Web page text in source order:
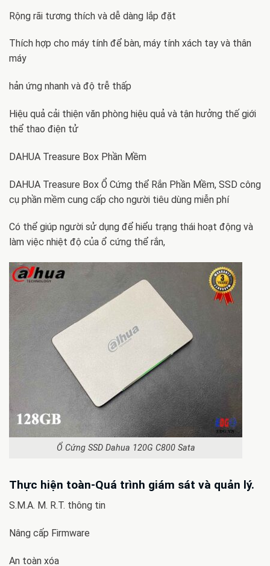
Rộng rãi tương thích và dễ dàng lắp đặt
Thích hợp cho máy tính để bàn, máy tính xách tay và thân
máy
hản ứng nhanh và độ trễ thấp
Hiệu quả cải thiện văn phòng hiệu quả và tận hưởng thế giới
thể thao điện tử
DAHUA Treasure Box Phần Mềm
DAHUA Treasure Box Ổ Cứng thể Rắn Phần Mềm, SSD công
cụ phần mềm cung cấp cho người tiêu dùng miễn phí
Có thể giúp người sử dụng để hiểu trạng thái hoạt động và
làm việc nhiệt độ của ổ cứng thể rắn,
Ổ Cứng SSD Dahua 120G C800 Sata
Thực hiện toàn-Quá trình giám sát và quản lý.
S.M.A. M. R.T. thông tin
Nâng cấp Firmware
An toàn xóa